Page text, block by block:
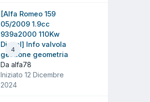
4
[Alfa Romeo 159
05/2009 1.9cc
939a2000 110Kw
Diesel] Info valvola
gestione geometria
Da alfa78
Iniziato 12 Dicembre
2024